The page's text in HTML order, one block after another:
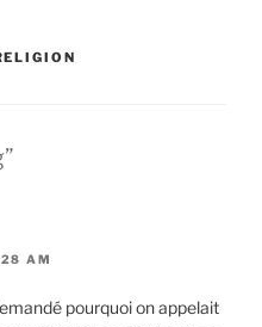
AM
pourquoi on appelait